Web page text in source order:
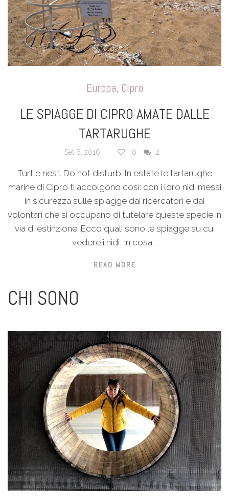
Europa, Cipro
LE SPIAGGE DI CIPRO AMATE DALLE
TARTARUGHE
Set 6, 2016 0 2
Turtle nest. Do not disturb. In estate le tartarughe
marine di Cipro ti accolgono così: con i loro nidi messi
in sicurezza sulle spiagge dai ricercatori e dai
volontari che si occupano di tutelare queste specie in
via di estinzione. Ecco quali sono le spiagge su cui
vedere i nidi, in cosa...
READ MORE
CHI SONO